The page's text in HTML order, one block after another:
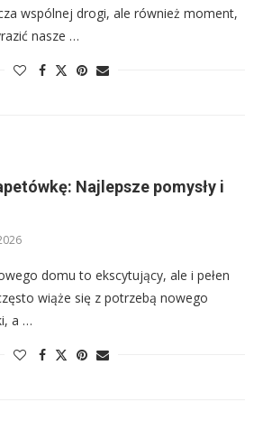
wspólnej drogi, ale również moment,
nasze …
Najlepsze pomysły i
domu to ekscytujący, ale i pełen
wiąże się z potrzebą nowego
a …